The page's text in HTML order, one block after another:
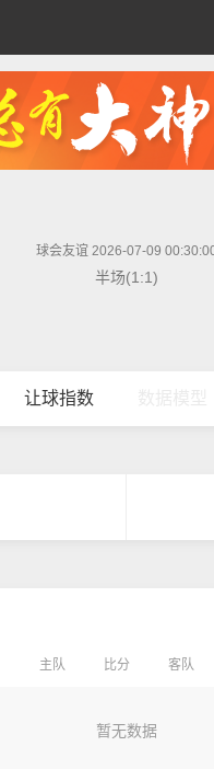
球会友谊 2026-07-09
半场(1:1)
让球指数
主队 比分 客队
暂无数据